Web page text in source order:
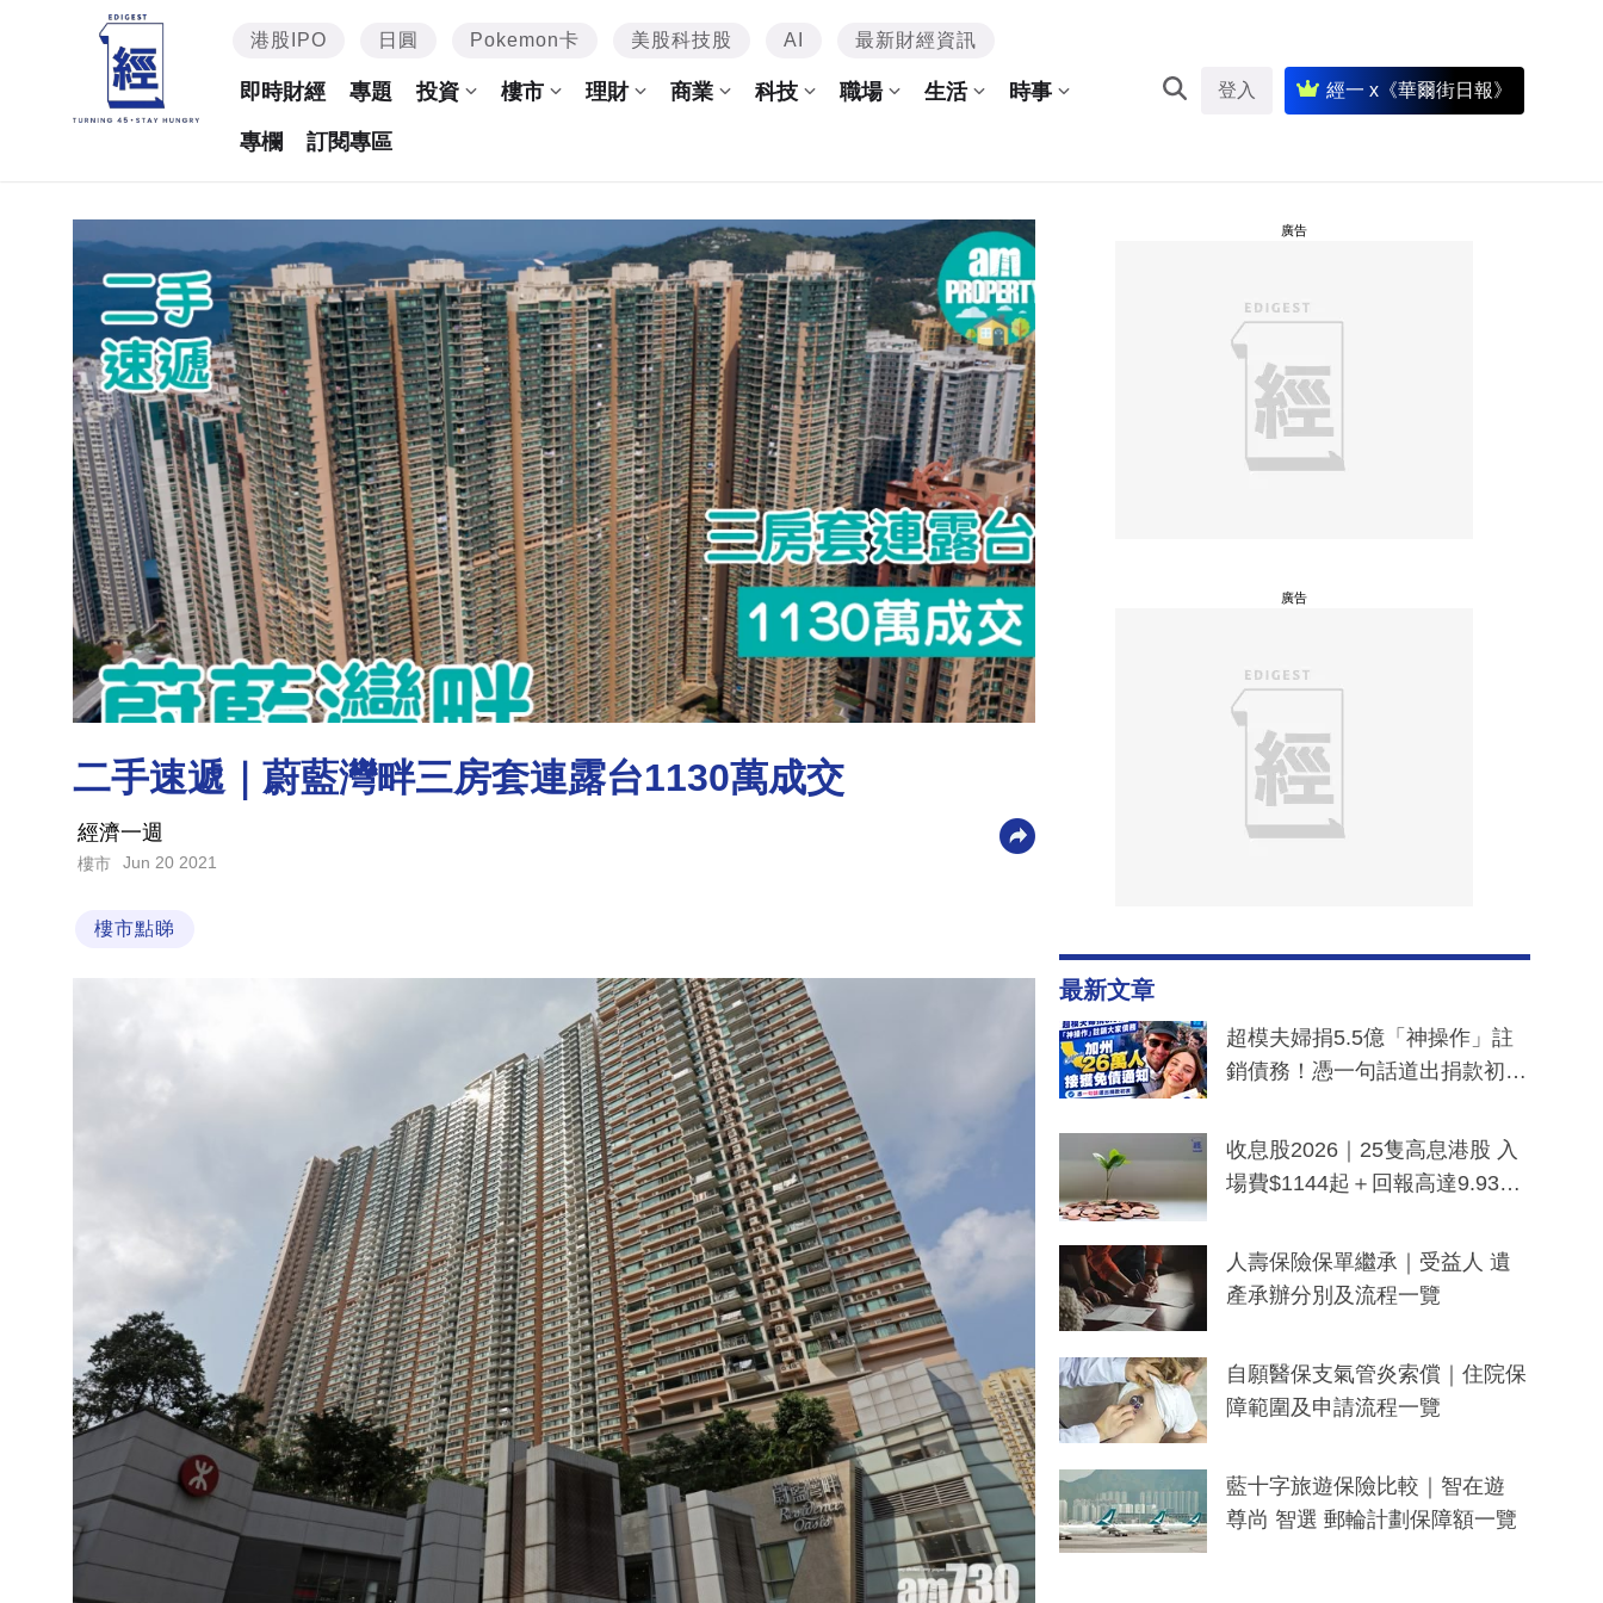
港股IPO 日圓 Pokemon卡 美股科技股 AI 最新財經資訊
即時財經 專題 投資 樓市 理財 商業 科技 職場 生活 時事
專欄 訂閱專區
登入 經一 x《華爾街日報》
二手速遞｜蔚藍灣畔三房套連露台1130萬成交
經濟一週
樓市 Jun 20 2021
樓市點睇
廣告
廣告
最新文章
超模夫婦捐5.5億「神操作」註
銷債務！憑一句話道出捐款初
一度被誤當詐騙手段
收息股2026｜25隻高息港股 入
場費$1144起＋回報高達9.93
人壽保險保單繼承｜受益人 遺
產承辦分別及流程一覽
自願醫保支氣管炎索償｜住院保
障範圍及申請流程一覽
藍十字旅遊保險比較｜智在遊
尊尚 智選 郵輪計劃保障額一覽